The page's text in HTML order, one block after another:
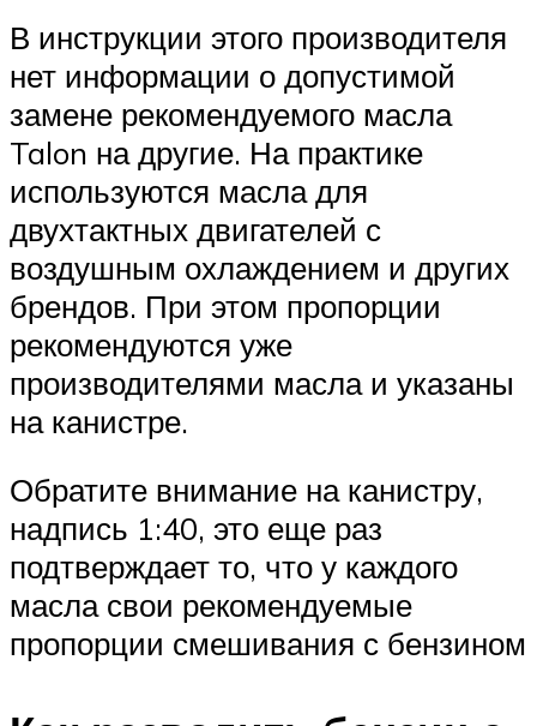
В инструкции этого производителя
нет информации о допустимой
замене рекомендуемого масла
Talon на другие. На практике
используются масла для
двухтактных двигателей с
воздушным охлаждением и других
брендов. При этом пропорции
рекомендуются уже
производителями масла и указаны
на канистре.
Обратите внимание на канистру,
надпись 1:40, это еще раз
подтверждает то, что у каждого
масла свои рекомендуемые
пропорции смешивания с бензином